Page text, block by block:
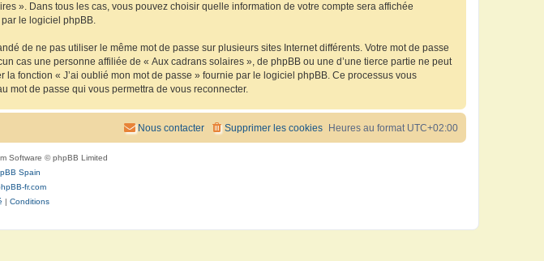
». Dans tous les cas, vous pouvez choisir quelle information de votre compte sera affichée
le logiciel phpBB.
de ne pas utiliser le même mot de passe sur plusieurs sites Internet différents. Votre mot de passe
cas une personne affiliée de « Aux cadrans solaires », de phpBB ou une d’une tierce partie ne peut
fonction « J’ai oublié mon mot de passe » fournie par le logiciel phpBB. Ce processus vous
mot de passe qui vous permettra de vous reconnecter.
Heures au format UTC+02:00
Supprimer les cookies
Nous contacter
Software © phpBB Limited
Spain
fr.com
Conditions